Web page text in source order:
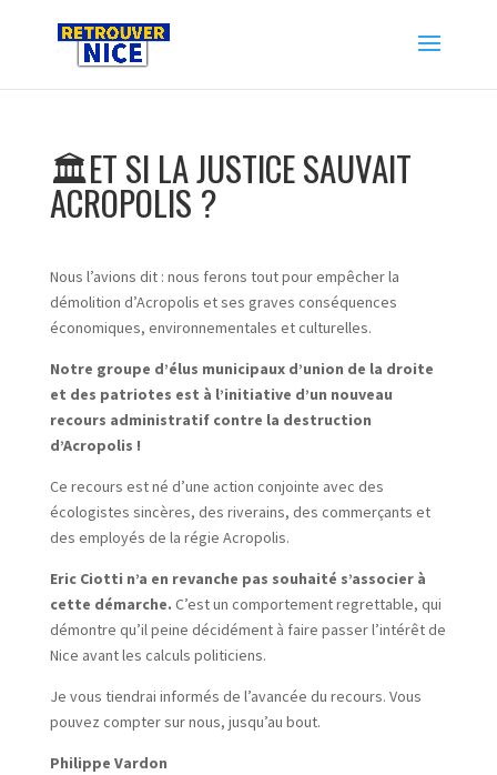
🏛️ET SI LA JUSTICE SAUVAIT
ACROPOLIS ?
Nous l’avions dit : nous ferons tout pour empêcher la
démolition d’Acropolis et ses graves conséquences
économiques, environnementales et culturelles.
Notre groupe d’élus municipaux d’union de la droite
et des patriotes est à l’initiative d’un nouveau
recours administratif contre la destruction
d’Acropolis !
Ce recours est né d’une action conjointe avec des
écologistes sincères, des riverains, des commerçants et
des employés de la régie Acropolis.
Eric Ciotti n’a en revanche pas souhaité s’associer à
cette démarche. C’est un comportement regrettable, qui
démontre qu’il peine décidément à faire passer l’intérêt de
Nice avant les calculs politiciens.
Je vous tiendrai informés de l’avancée du recours. Vous
pouvez compter sur nous, jusqu’au bout.
Philippe Vardon